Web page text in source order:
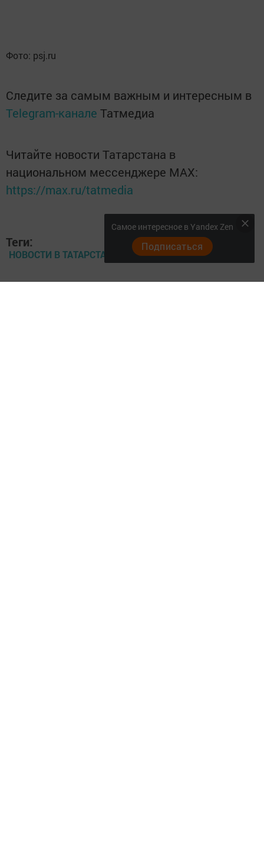
Фото: psj.ru
Следите за самым важным и интересным в
Telegram-канале Татмедиа
Читайте новости Татарстана в
национальном мессенджере MАХ:
https://max.ru/tatmedia
Теги:
НОВОСТИ В ТАТАРСТАНЕ
Самое интересное в Yandex Zen
Подписаться